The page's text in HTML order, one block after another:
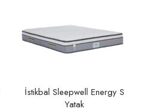
İstikbal Sleepwell Energy S
Yatak